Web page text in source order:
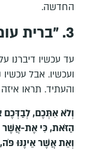
החדשה.
3. "ברית עומק"
עד עכשיו דיברנו
ועכשיו. אבל
והעתיד. תראו
וְלֹא אִתְּכֶם,
הַזֹּאת, כִּי אֶת-אֲשֶׁר
וְאֵת אֲשֶׁר אֵינֶנּוּ